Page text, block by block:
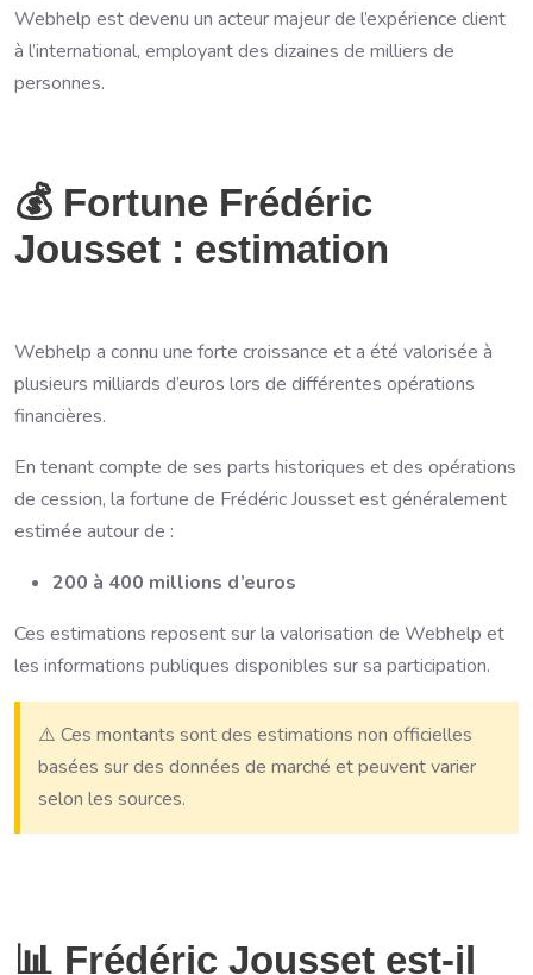
Webhelp est devenu un acteur majeur de l’expérience client
à l’international, employant des dizaines de milliers de
personnes.
💰 Fortune Frédéric
Jousset : estimation
Webhelp a connu une forte croissance et a été valorisée à
plusieurs milliards d’euros lors de différentes opérations
financières.
En tenant compte de ses parts historiques et des opérations
de cession, la fortune de Frédéric Jousset est généralement
estimée autour de :
200 à 400 millions d’euros
Ces estimations reposent sur la valorisation de Webhelp et
les informations publiques disponibles sur sa participation.
⚠️ Ces montants sont des estimations non officielles
basées sur des données de marché et peuvent varier
selon les sources.
📊 Frédéric Jousset est-il